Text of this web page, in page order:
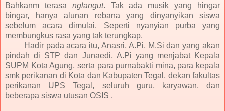
Bahkanm terasa nglangut. Tak ada musik yang hingar
bingar, hanya alunan rebana yang dinyanyikan siswa
sebelum acara dimulai. Seperti nyanyian purba yang
membungkus rasa yang tak terungkap.
Hadir pada acara itu, Anasri, A.Pi, M.Si dan yang akan
pindah di STP dan Junaedi, A.Pi yang menjabat Kepala
SUPM Kota Agung, serta para purnabakti mina, para kepala
smk perikanan di Kota dan Kabupaten Tegal, dekan fakultas
perikanan UPS Tegal, seluruh guru, karyawan, dan
beberapa siswa utusan OSIS .